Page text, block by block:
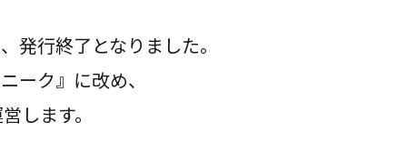
発行終了となりました。
ーク』に改め、
します。